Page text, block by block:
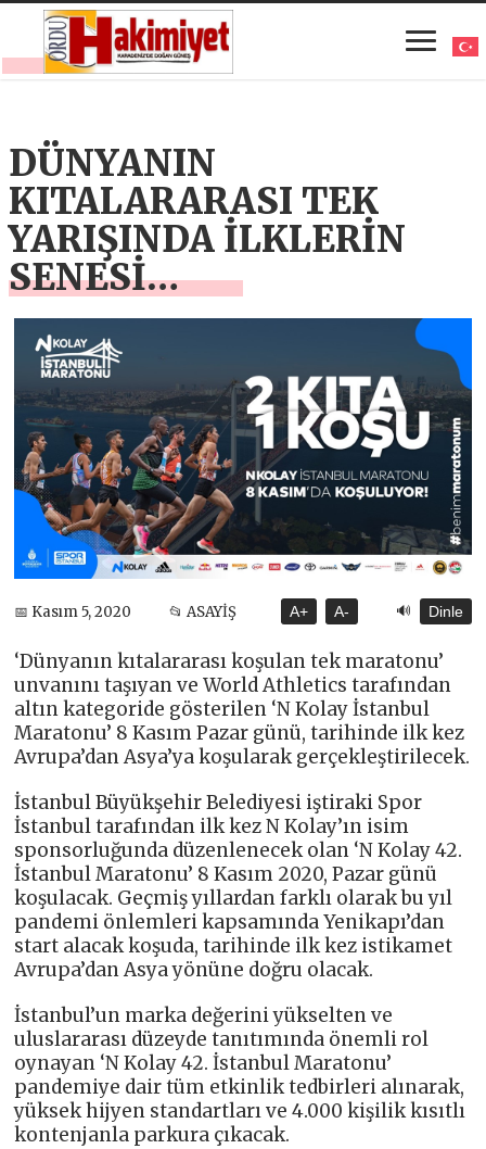
DÜNYANIN
KITALARARASI TEK
YARIŞINDA İLKLERİN
SENESİ…
📅 Kasım 5, 2020 📂 ASAYİŞ A+ A- 🔊 Dinle
‘Dünyanın kıtalararası koşulan tek maratonu’
unvanını taşıyan ve World Athletics tarafından
altın kategoride gösterilen ‘N Kolay İstanbul
Maratonu’ 8 Kasım Pazar günü, tarihinde ilk kez
Avrupa’dan Asya’ya koşularak gerçekleştirilecek.
İstanbul Büyükşehir Belediyesi iştiraki Spor
İstanbul tarafından ilk kez N Kolay’ın isim
sponsorluğunda düzenlenecek olan ‘N Kolay 42.
İstanbul Maratonu’ 8 Kasım 2020, Pazar günü
koşulacak. Geçmiş yıllardan farklı olarak bu yıl
pandemi önlemleri kapsamında Yenikapı’dan
start alacak koşuda, tarihinde ilk kez istikamet
Avrupa’dan Asya yönüne doğru olacak.
İstanbul’un marka değerini yükselten ve
uluslararası düzeyde tanıtımında önemli rol
oynayan ‘N Kolay 42. İstanbul Maratonu’
pandemiye dair tüm etkinlik tedbirleri alınarak,
yüksek hijyen standartları ve 4.000 kişilik kısıtlı
kontenjanla parkura çıkacak.